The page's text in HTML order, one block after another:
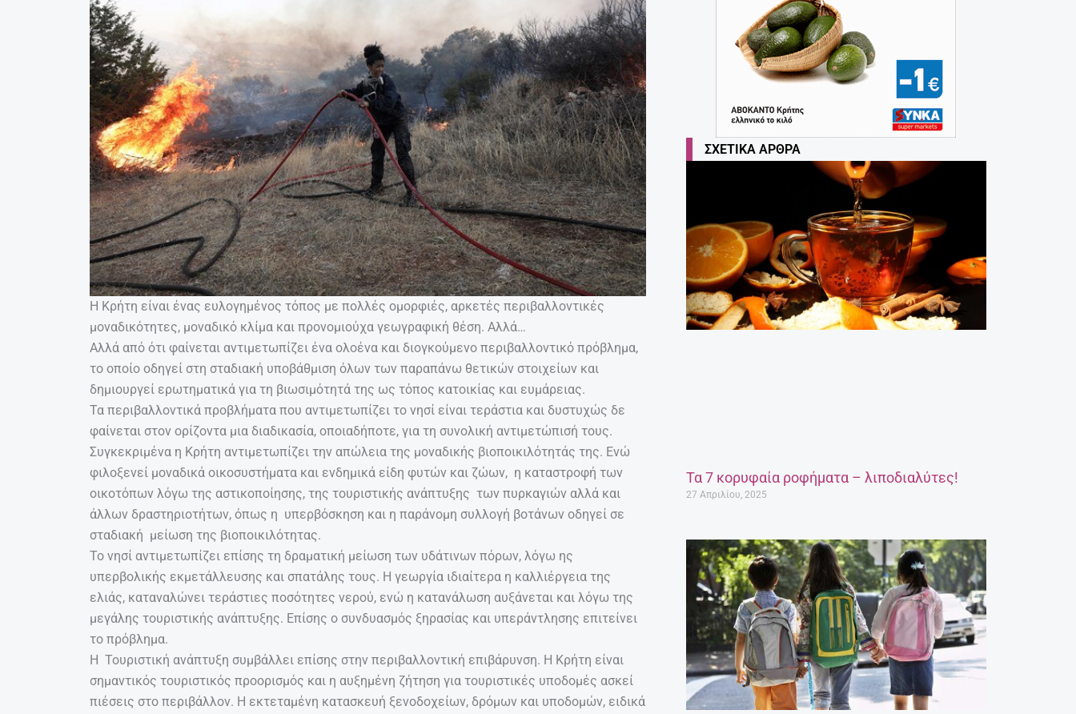
Η Κρήτη είναι ένας ευλογημένος τόπος με πολλές ομορφιές, αρκετές περιβαλλοντικές
μοναδικότητες, μοναδικό κλίμα και προνομιούχα γεωγραφική θέση. Αλλά…
Αλλά από ότι φαίνεται αντιμετωπίζει ένα ολοένα και διογκούμενο περιβαλλοντικό πρόβλημα,
το οποίο οδηγεί στη σταδιακή υποβάθμιση όλων των παραπάνω θετικών στοιχείων και
δημιουργεί ερωτηματικά για τη βιωσιμότητά της ως τόπος κατοικίας και ευμάρειας.
Τα περιβαλλοντικά προβλήματα που αντιμετωπίζει το νησί είναι τεράστια και δυστυχώς δε
φαίνεται στον ορίζοντα μια διαδικασία, οποιαδήποτε, για τη συνολική αντιμετώπισή τους.
Συγκεκριμένα η Κρήτη αντιμετωπίζει την απώλεια της μοναδικής βιοποικιλότητάς της. Ενώ
φιλοξενεί μοναδικά οικοσυστήματα και ενδημικά είδη φυτών και ζώων, η καταστροφή των
οικοτόπων λόγω της αστικοποίησης, της τουριστικής ανάπτυξης των πυρκαγιών αλλά και
άλλων δραστηριοτήτων, όπως η υπερβόσκηση και η παράνομη συλλογή βοτάνων οδηγεί σε
σταδιακή μείωση της βιοποικιλότητας.
Το νησί αντιμετωπίζει επίσης τη δραματική μείωση των υδάτινων πόρων, λόγω ης
υπερβολικής εκμετάλλευσης και σπατάλης τους. Η γεωργία ιδιαίτερα η καλλιέργεια της
ελιάς, καταναλώνει τεράστιες ποσότητες νερού, ενώ η κατανάλωση αυξάνεται και λόγω της
μεγάλης τουριστικής ανάπτυξης. Επίσης ο συνδυασμός ξηρασίας και υπεράντλησης επιτείνει
το πρόβλημα.
Η Τουριστική ανάπτυξη συμβάλλει επίσης στην περιβαλλοντική επιβάρυνση. Η Κρήτη είναι
σημαντικός τουριστικός προορισμός και η αυξημένη ζήτηση για τουριστικές υποδομές ασκεί
πιέσεις στο περιβάλλον. Η εκτεταμένη κατασκευή ξενοδοχείων, δρόμων και υποδομών, ειδικά
ΣΧΕΤΙΚΆ ΆΡΘΡΑ
Τα 7 κορυφαία ροφήματα – λιποδιαλύτες!
27 Απριλίου, 2025